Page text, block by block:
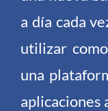
a día cada
utilizar
una
aplicaciones